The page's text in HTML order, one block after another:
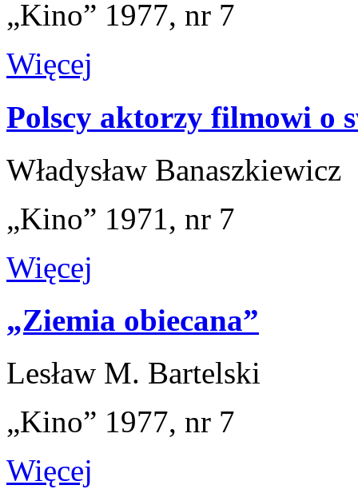
„Kino” 1977, nr 7
Więcej
Polscy aktorzy filmowi o
Władysław Banaszkiewicz
„Kino” 1971, nr 7
Więcej
„Ziemia obiecana”
Lesław M. Bartelski
„Kino” 1977, nr 7
Więcej